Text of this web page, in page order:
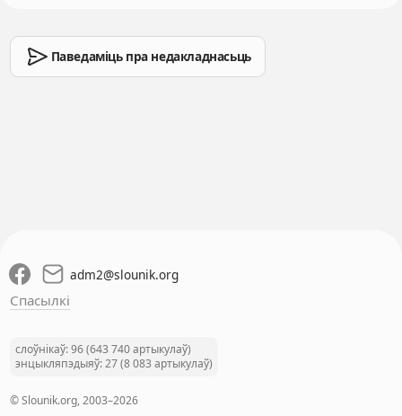
Паведаміць пра недакладнасьць
adm2@slounik.org
Спасылкі
слоўнікаў: 96 (643 740 артыкулаў)
энцыкляпэдыяў: 27 (8 083 артыкулаў)
© Slounik.org, 2003–2026